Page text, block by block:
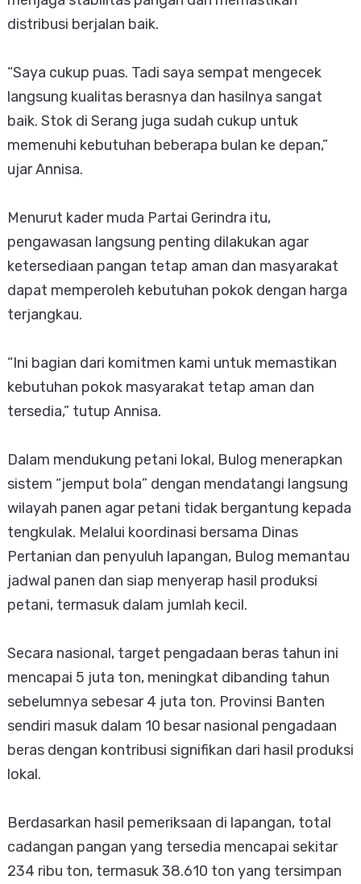
distribusi berjalan baik.
“Saya cukup puas. Tadi saya sempat mengecek
langsung kualitas berasnya dan hasilnya sangat
baik. Stok di Serang juga sudah cukup untuk
memenuhi kebutuhan beberapa bulan ke depan,”
ujar Annisa.
Menurut kader muda Partai Gerindra itu,
pengawasan langsung penting dilakukan agar
ketersediaan pangan tetap aman dan masyarakat
dapat memperoleh kebutuhan pokok dengan harga
terjangkau.
“Ini bagian dari komitmen kami untuk memastikan
kebutuhan pokok masyarakat tetap aman dan
tersedia,” tutup Annisa.
Dalam mendukung petani lokal, Bulog menerapkan
sistem “jemput bola” dengan mendatangi langsung
wilayah panen agar petani tidak bergantung kepada
tengkulak. Melalui koordinasi bersama Dinas
Pertanian dan penyuluh lapangan, Bulog memantau
jadwal panen dan siap menyerap hasil produksi
petani, termasuk dalam jumlah kecil.
Secara nasional, target pengadaan beras tahun ini
mencapai 5 juta ton, meningkat dibanding tahun
sebelumnya sebesar 4 juta ton. Provinsi Banten
sendiri masuk dalam 10 besar nasional pengadaan
beras dengan kontribusi signifikan dari hasil produksi
lokal.
Berdasarkan hasil pemeriksaan di lapangan, total
cadangan pangan yang tersedia mencapai sekitar
234 ribu ton, termasuk 38.610 ton yang tersimpan